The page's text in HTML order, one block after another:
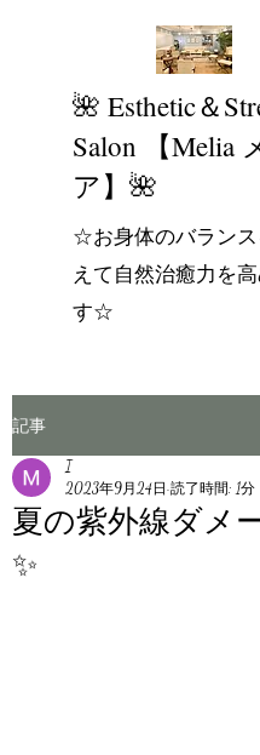
​🌺 Esthetic＆
Salon 【Melia
ア】🌺
☆お身体のバラン
えて自然治癒力を高
す☆
記事
夏の紫外線ダメ
✨
I
2023年9月24日 読了時間: 1分